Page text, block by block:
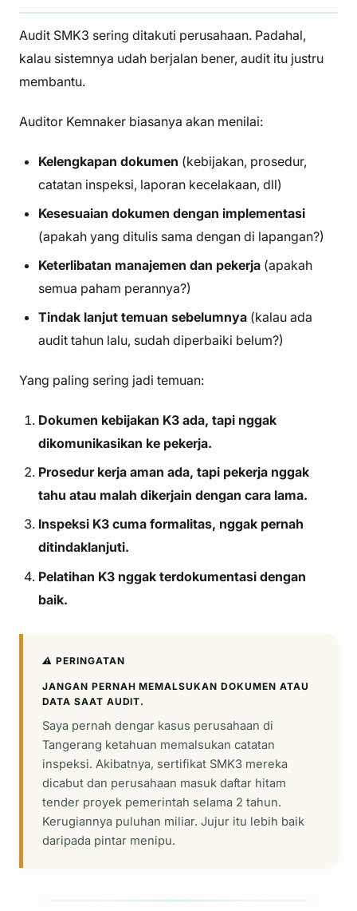
Audit SMK3 sering ditakuti perusahaan. Padahal,
kalau sistemnya udah berjalan bener, audit itu justru
membantu.
Auditor Kemnaker biasanya akan menilai:
Kelengkapan dokumen (kebijakan, prosedur,
catatan inspeksi, laporan kecelakaan, dll)
Kesesuaian dokumen dengan implementasi
(apakah yang ditulis sama dengan di lapangan?)
Keterlibatan manajemen dan pekerja (apakah
semua paham perannya?)
Tindak lanjut temuan sebelumnya (kalau ada
audit tahun lalu, sudah diperbaiki belum?)
Yang paling sering jadi temuan:
Dokumen kebijakan K3 ada, tapi nggak
dikomunikasikan ke pekerja.
Prosedur kerja aman ada, tapi pekerja nggak
tahu atau malah dikerjain dengan cara lama.
Inspeksi K3 cuma formalitas, nggak pernah
ditindaklanjuti.
Pelatihan K3 nggak terdokumentasi dengan
baik.
⚠️ PERINGATAN
JANGAN PERNAH MEMALSUKAN DOKUMEN ATAU
DATA SAAT AUDIT.
Saya pernah dengar kasus perusahaan di
Tangerang ketahuan memalsukan catatan
inspeksi. Akibatnya, sertifikat SMK3 mereka
dicabut dan perusahaan masuk daftar hitam
tender proyek pemerintah selama 2 tahun.
Kerugiannya puluhan miliar. Jujur itu lebih baik
daripada pintar menipu.